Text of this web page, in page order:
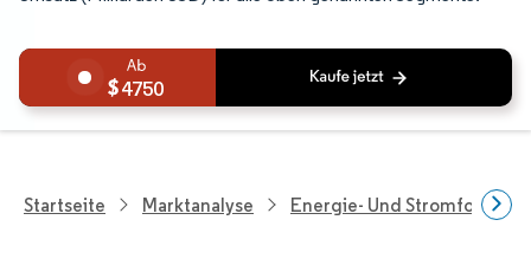
4750
Startseite Marktanalyse Energie- Und